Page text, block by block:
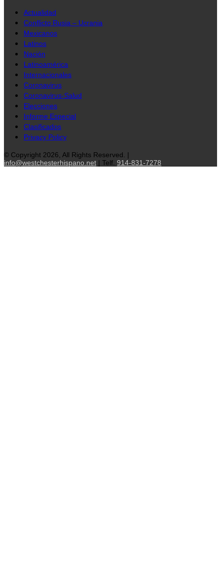
Actualidad
Conflicto Rusia – Ucrania
Mexicanos
Latinos
Nación
Latinoamérica
Internacionales
Coronavirus
Coronavirus-Salud
Elecciones
Informe Especial
Clasificados
Privacy Policy
© Copyright 2026, All Rights Reserved. |
info@westchesterhispano.net | Telf. 914-831-7278